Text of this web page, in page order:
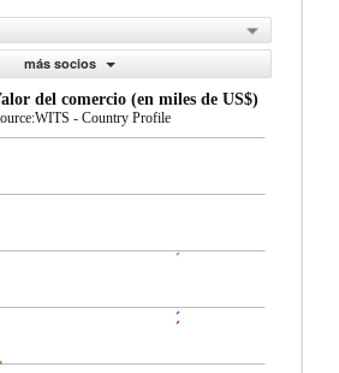
más socios
del comercio (en miles de US$)
- Country Profile